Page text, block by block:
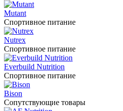
Mutant
Спортивное питание
Nutrex
Спортивное питание
Everbuild Nutrition
Спортивное питание
Bison
Сопутствующие товары